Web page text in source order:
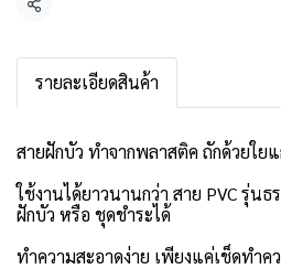
แชร์
รายละเอียดสินค้า
สายฝักบัว ทำจากพลาสติค ถักด้วยใย
ใช้งานได้ยาวนานกว่า สาย PVC รุ่น
ฝักบัว หรือ ชุดชำระได้
ทำความสะอาดง่าย เพียงแค่เช็ดทำค